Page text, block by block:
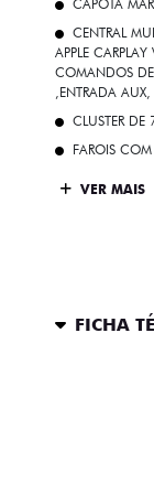
CAPOTA
CENTRAL
APPLE
COMANDOS
,ENTRADA AUX,
CLUSTER DE
FAROIS COM
VER MAIS
FICHA